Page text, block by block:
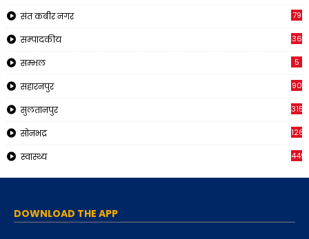
संत कबीर नगर 79
सम्पादकीय 36
सम्भल 5
सहारनपुर 90
सुलतानपुर 315
सोनभद्र 1266
स्वास्थ्य 449
DOWNLOAD THE APP